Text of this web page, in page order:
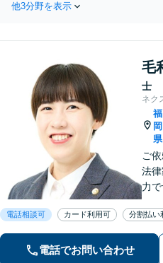
他3分野を表示
毛
士
ネク
福
岡
県
ご
法
力
況
示
電話相談可 カード利用可 分割払い
電話でお問い合わせ